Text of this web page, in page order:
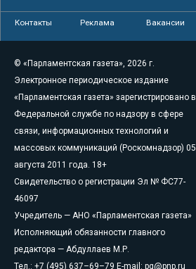
Контакты Реклама Вакансии
© «Парламентская газета», 2026 г.
Электронное периодическое издание
«Парламентская газета» зарегистрировано в
Федеральной службе по надзору в сфере
связи, информационных технологий и
массовых коммуникаций (Роскомнадзор) 05
августа 2011 года. 18+
Свидетельство о регистрации Эл № ФС77-
46097
Учредитель — АНО «Парламентская газета»
Исполняющий обязанности главного
редактора — Абдуллаев М.Р.
Тел.: +7 (495) 637–69–79 E-mail: pg@pnp.ru